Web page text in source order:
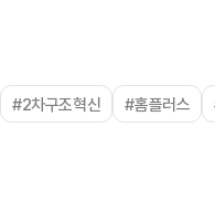
#2차구조혁신 #홈플러스